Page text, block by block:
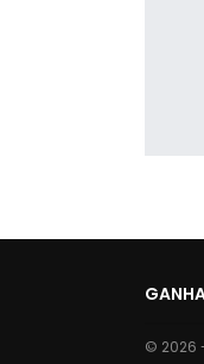
© 2026